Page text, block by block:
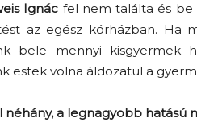
Ignác fel nem találta és
az egész kórházban. Ha
bele mennyi
estek volna áldozatul a
néhány, a legnagyobb hatású